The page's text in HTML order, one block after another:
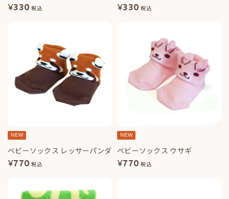
¥330 税込 ¥330 税込
NEW
ベビーソックス レッサーパンダ
¥770 税込
NEW
ベビーソックス ウサギ
¥770 税込